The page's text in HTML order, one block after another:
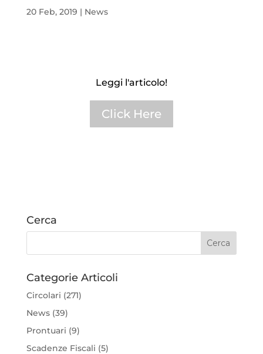
20 Feb, 2019 | News
Leggi l'articolo!
Click Here
Cerca
Categorie Articoli
Circolari (271)
News(39)
Prontuari (9)
Scadenze Fiscali (5)